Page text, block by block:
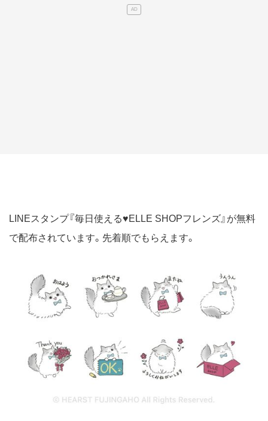
LINEスタンプ『毎日使える♥ELLE SHOPフレンズ』が無料
で配布されています。先着順でもらえます。